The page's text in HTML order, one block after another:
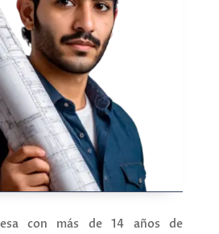
con más de 14 años de